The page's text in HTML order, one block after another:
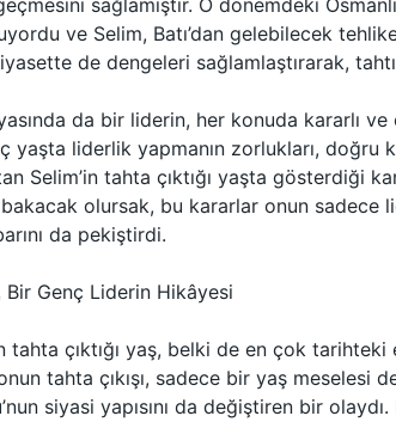
sağlamıştır. O dönemdeki
ve Selim, Batı’dan gelebilecek
de dengeleri sağlamlaştırarak,
da bir liderin, her konuda kararlı
yaşta liderlik yapmanın zorlukları, doğru
Selim’in tahta çıktığı yaşta gösterdiği
olursak, bu kararlar onun sadece
da pekiştirdi.
Bir Genç Liderin Hikâyesi
tahta çıktığı yaş, belki de en çok
tahta çıkışı, sadece bir yaş meselesi
siyasi yapısını da değiştiren bir